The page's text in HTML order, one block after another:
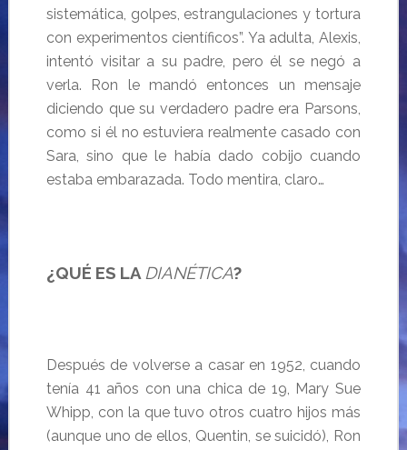
sistemática, golpes, estrangulaciones y tortura
con experimentos científicos”. Ya adulta, Alexis,
intentó visitar a su padre, pero él se negó a
verla. Ron le mandó entonces un mensaje
diciendo que su verdadero padre era Parsons,
como si él no estuviera realmente casado con
Sara, sino que le había dado cobijo cuando
estaba embarazada. Todo mentira, claro…
¿QUÉ ES LA DIANÉTICA?
Después de volverse a casar en 1952, cuando
tenía 41 años con una chica de 19, Mary Sue
Whipp, con la que tuvo otros cuatro hijos más
(aunque uno de ellos, Quentin, se suicidó), Ron